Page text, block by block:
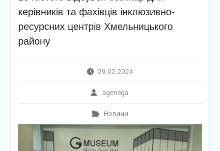
керівників та фахівців інклюзивно-
ресурсних центрів Хмельницького
району
29.02.2024
agenega
Новини